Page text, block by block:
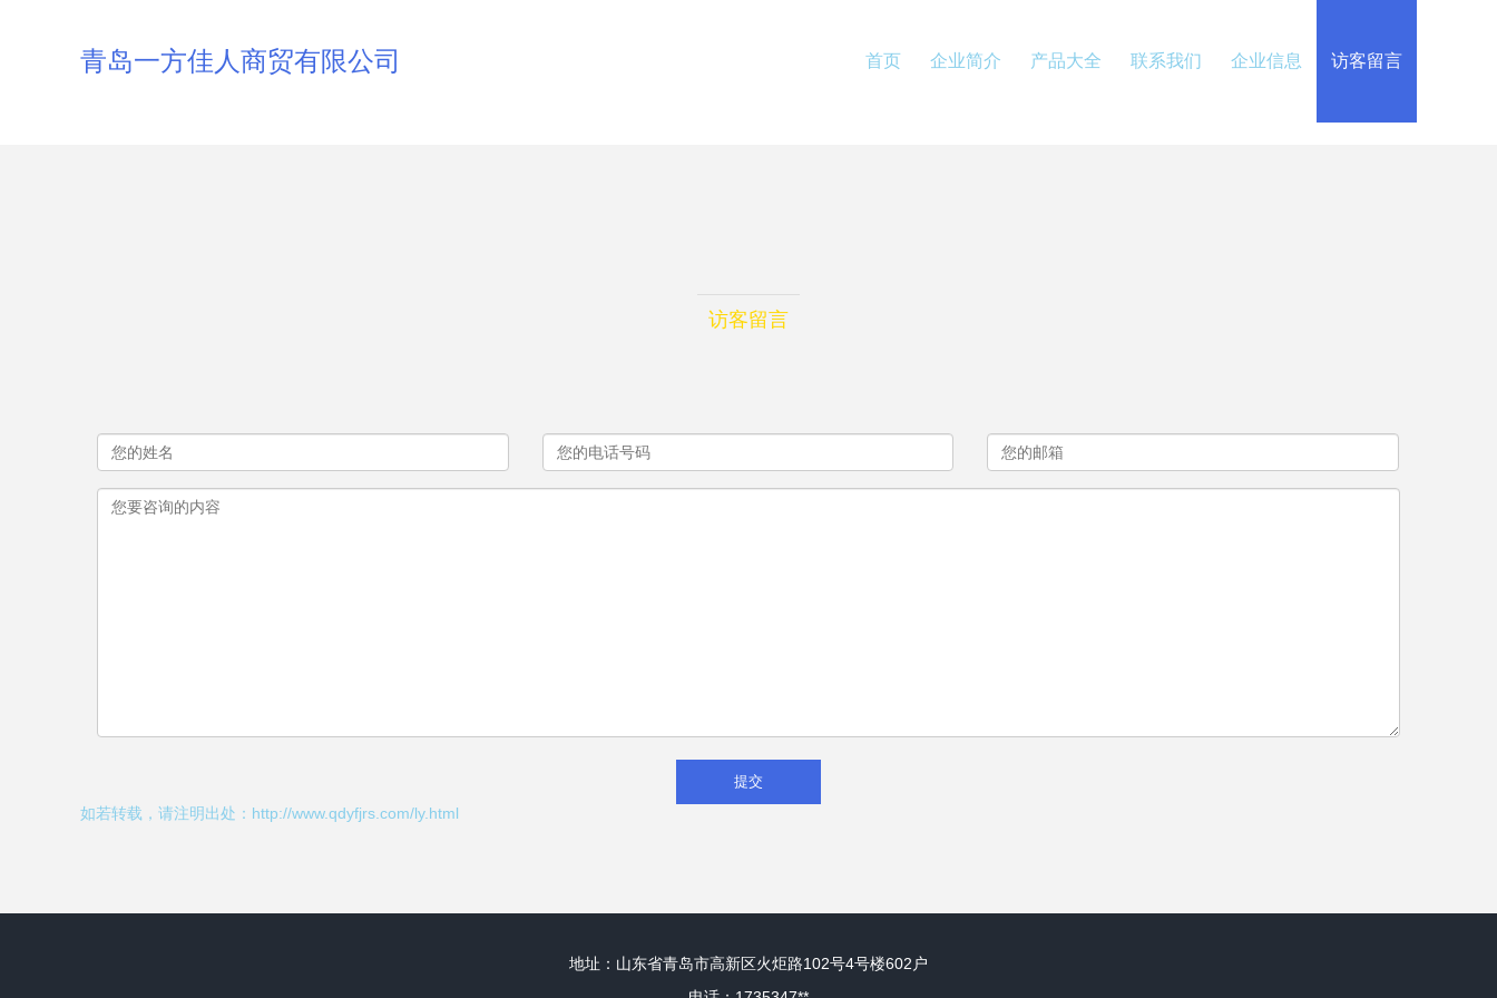
青岛一方佳人商贸有限公司 首页 企业简介 产品大全 联系我们 企业信息 访客留言
访客留言
如若转载，请注明出处：http://www.qdyfjrs.com/ly.html
地址：山东省青岛市高新区火炬路102号4号楼602户